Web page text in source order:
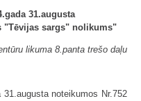
31.augusta
"Tēvijas sargs" nolikums"
likuma 8.panta trešo daļu
noteikumos Nr.752